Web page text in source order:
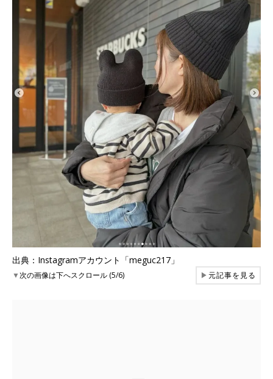
出典：Instagramアカウント「meguc217」
▼次の画像は下へスクロール (5/6) ▶元記事を見る